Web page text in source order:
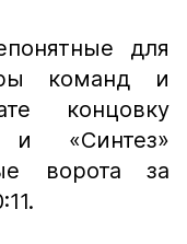
для
команд и
концовку
и «Синтез»
ворота за